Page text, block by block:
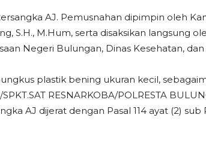
AJ. Pemusnahan dipimpin oleh
S.H., M.Hum, serta disaksikan langsung
Negeri Bulungan, Dinas Kesehatan,
plastik bening ukuran kecil,
RESNARKOBA/POLRESTA
AJ dijerat dengan Pasal 114 ayat (2) sub